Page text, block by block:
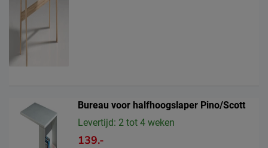
Bureau voor halfhoogslaper Pino/Scott
Levertijd: 2 tot 4 weken
139.-